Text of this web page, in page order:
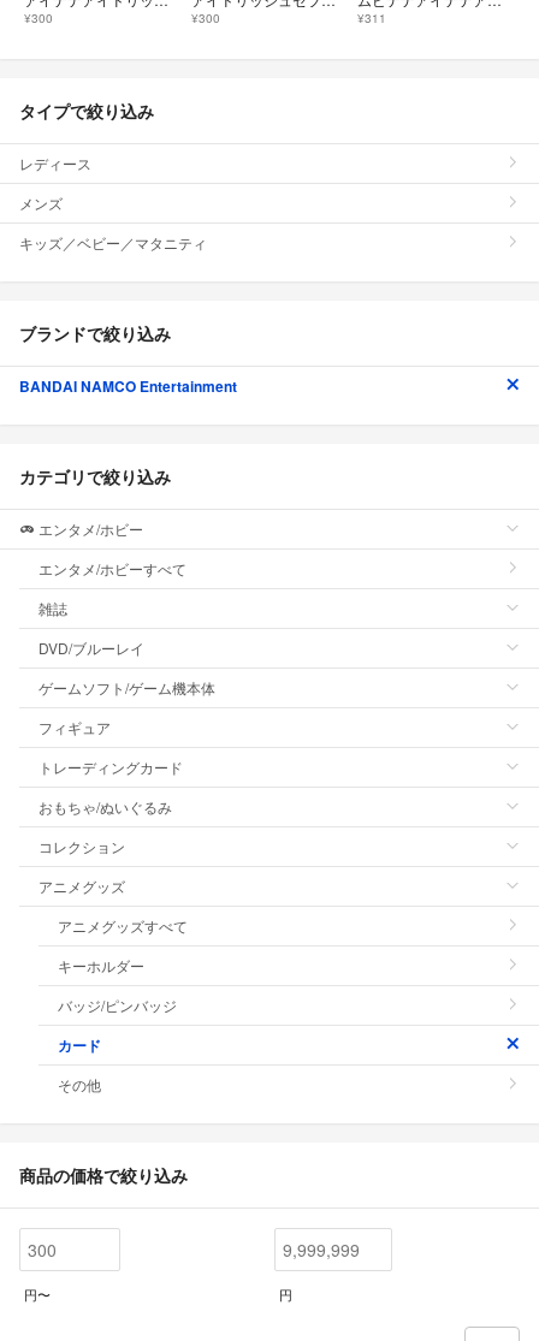
¥300 ¥300 ¥311
タイプで絞り込み
レディース
メンズ
キッズ／ベビー／マタニティ
ブランドで絞り込み
BANDAI NAMCO Entertainment
カテゴリで絞り込み
エンタメ/ホビー
エンタメ/ホビーすべて
雑誌
DVD/ブルーレイ
ゲームソフト/ゲーム機本体
フィギュア
トレーディングカード
おもちゃ/ぬいぐるみ
コレクション
アニメグッズ
アニメグッズすべて
キーホルダー
バッジ/ピンバッジ
カード
その他
商品の価格で絞り込み
円〜 円